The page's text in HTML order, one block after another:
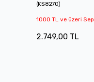
(KS8270)
1000 TL ve üzeri
2.749,00 TL